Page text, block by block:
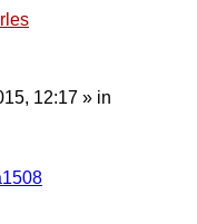
12:17 » in